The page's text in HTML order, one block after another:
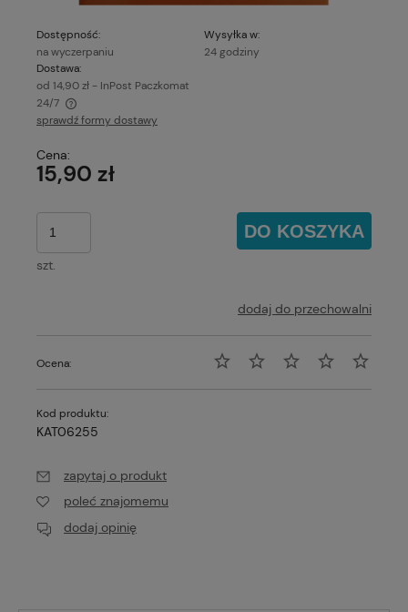
Dostępność:
na wyczerpaniu
Wysyłka w:
24 godziny
Dostawa:
od 14,90 zł - InPost Paczkomat
24/7
Cena nie zawiera ewentualnych kosztów płatności
sprawdź formy dostawy
Cena:
15,90 zł
szt.
DO KOSZYKA
dodaj do przechowalni
Ocena:
Kod produktu:
KAT06255
zapytaj o produkt
poleć znajomemu
dodaj opinię